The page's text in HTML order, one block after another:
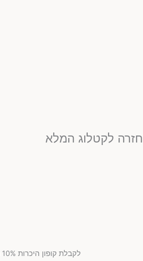
לקטלוג המלא
לקבלת קופון היכרות 10% הנחה